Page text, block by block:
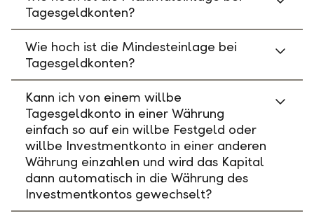
Tagesgeldkonten?
Wie hoch ist die Mindesteinlage bei
Tagesgeldkonten?
Kann ich von einem willbe
Tagesgeldkonto in einer Währung
einfach so auf ein willbe Festgeld oder
willbe Investmentkonto in einer anderen
Währung einzahlen und wird das Kapital
dann automatisch in die Währung des
Investmentkontos gewechselt?